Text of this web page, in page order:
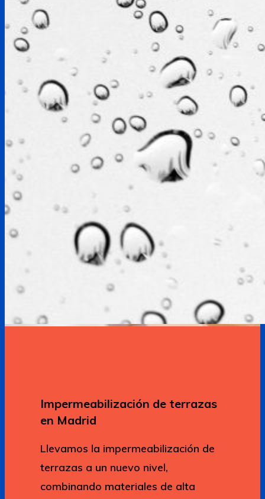
Impermeabilización de terrazas
en Madrid
Llevamos la impermeabilización de
terrazas a un nuevo nivel,
combinando materiales de alta